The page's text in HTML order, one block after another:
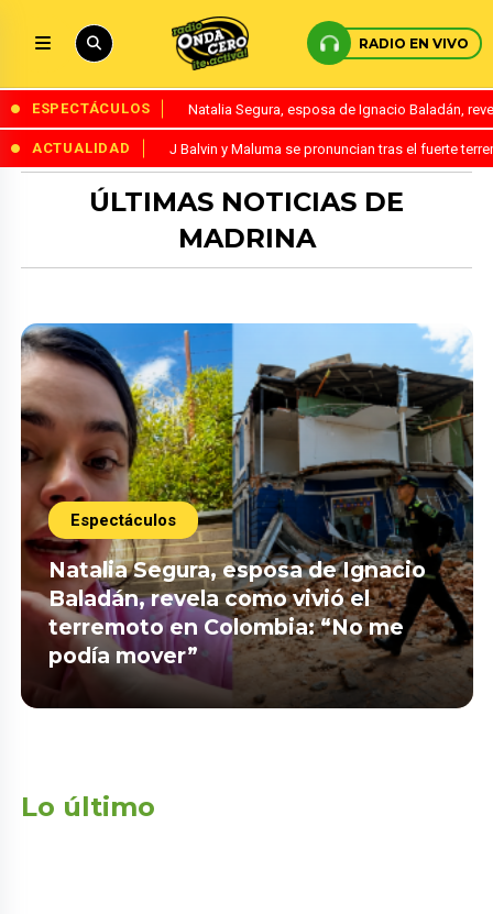
RADIO EN VIVO
ESPECTÁCULOS Natalia Segura, esposa de Ignacio Baladán,
ACTUALIDAD J Balvin y Maluma se pronuncian tras el fuerte
ÚLTIMAS NOTICIAS DE
MADRINA
Espectáculos
Natalia Segura, esposa de Ignacio
Baladán, revela como vivió el
terremoto en Colombia: “No me
podía mover”
Lo último